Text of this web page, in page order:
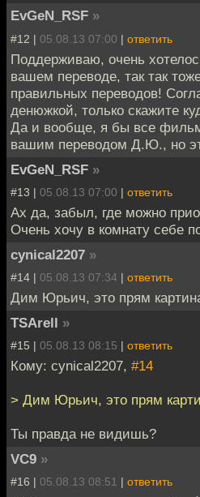
EvGeN_RSF »
#12 | 05.08.13 07:00 | ответить
Поддерживаю, очень
вашем переводе, так так
правильных переводов!
денюжкой, только скажите
Да и вообще, я бы все
вашим переводом Д.Ю., но
EvGeN_RSF »
#13 | 05.08.13 07:00 | ответить
Ах да, забыл, где можно
Очень хочу в комнату себе
cynical2207 »
#14 | 05.08.13 07:34 | ответить
Дим Юрьич, это прям
TSArell »
#15 | 05.08.13 08:15 | ответить
Кому: cynical2207, #14
> Дим Юрьич, это прям
Ты правда не видишь?
VC9 »
#16 | 05.08.13 08:51 | ответить